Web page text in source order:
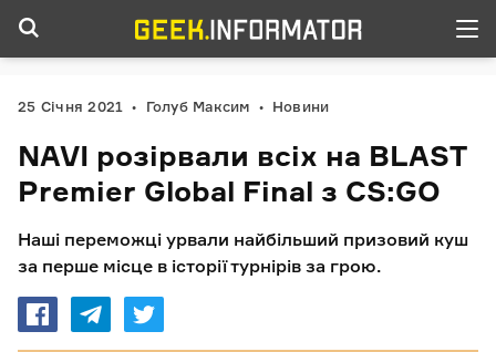
25 Січня 2021 Голуб Максим Новини
NAVI розірвали всіх на BLAST
Premier Global Final з CS:GO
Наші переможці урвали найбільший призовий куш
за перше місце в історії турнірів за грою.